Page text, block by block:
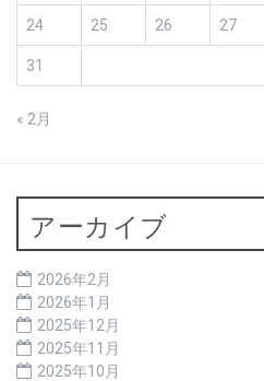
24 25 26 27
31
« 2月
アーカイブ
2026年2月
2026年1月
2025年12月
2025年11月
2025年10月